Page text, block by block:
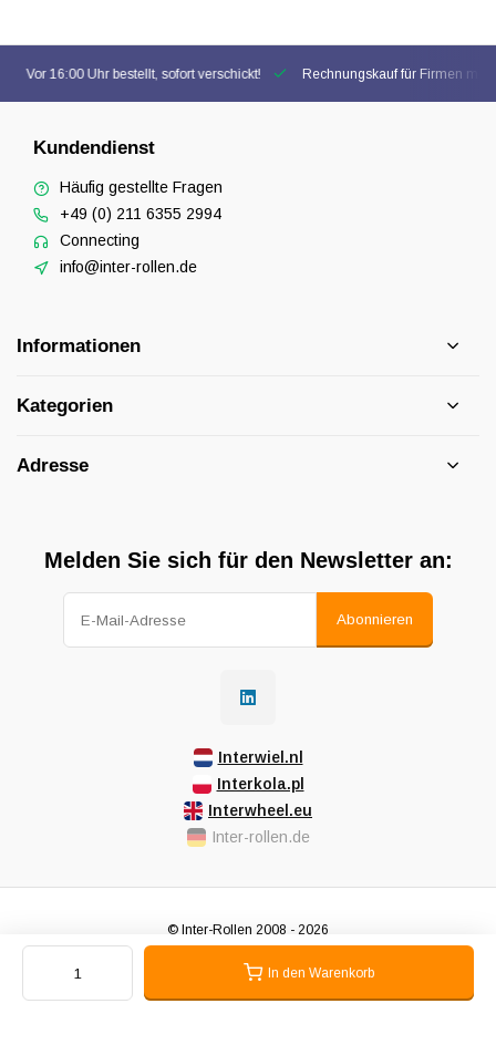
In den Warenkorb
Vor 16:00 Uhr bestellt, sofort verschickt! Rechnungskauf für Firmen
Kundendienst
Häufig gestellte Fragen
+49 (0) 211 6355 2994
Connecting
info@inter-rollen.de
Informationen
Kategorien
Adresse
Melden Sie sich für den Newsletter an:
Abonnieren
Interwiel.nl
Interkola.pl
Interwheel.eu
Inter-rollen.de
© Inter-Rollen 2008 - 2026